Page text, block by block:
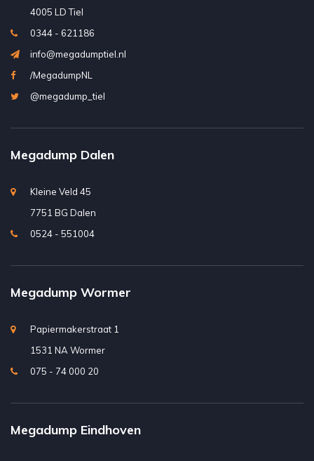
4005 LD Tiel
0344 - 621186
info@megadumptiel.nl
/MegadumpNL
@megadump_tiel
Megadump Dalen
Kleine Veld 45
7751 BG Dalen
0524 - 551004
Megadump Wormer
Papiermakerstraat 1
1531 NA Wormer
075 - 74 000 20
Megadump Eindhoven